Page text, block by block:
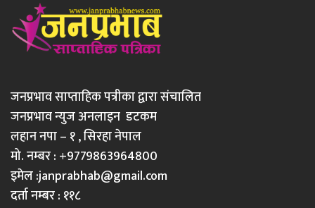
जनप्रभाव साप्ताहिक पत्रीका द्वारा संचालित
जनप्रभाव न्युज अनलाइन डटकम
लहान नपा – १ , सिरहा नेपाल
मो. नम्बर : +9779863964800
इमेल :janprabhab@gmail.com
दर्ता नम्बर : ११८